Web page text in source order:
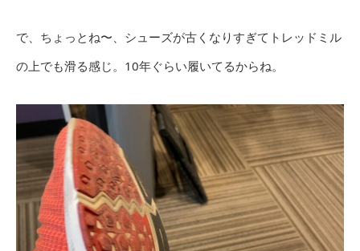
で、ちょっとね〜、シューズが古くなりすぎてトレッドミル
の上でも滑る感じ。10年ぐらい履いてるからね。